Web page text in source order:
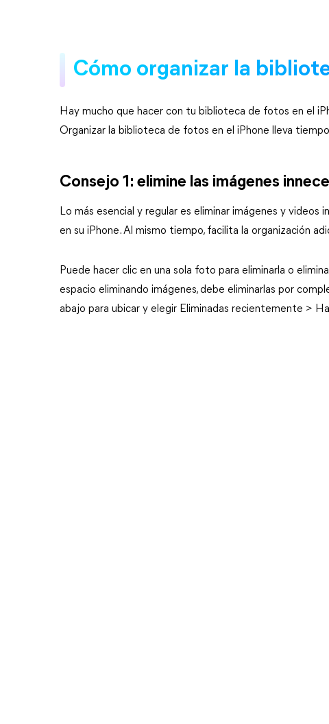
Cómo organizar la
Hay mucho que hacer con tu biblioteca de fotos en el
Organizar la biblioteca de fotos en el iPhone lleva
Consejo 1: elimine las imágenes
Lo más esencial y regular es eliminar imágenes y videos
en su iPhone. Al mismo tiempo, facilita la organización
Puede hacer clic en una sola foto para eliminarla o
espacio eliminando imágenes, debe eliminarlas por
abajo para ubicar y elegir Eliminadas recientemente >